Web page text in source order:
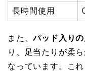
長時間使用
また、パッド入りの
り、足当たりが柔
なっています。こ